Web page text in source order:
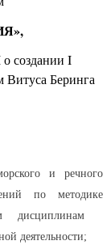
»,
о создании I
Витуса Беринга
и речного
по методике
дисциплинам
деятельности;